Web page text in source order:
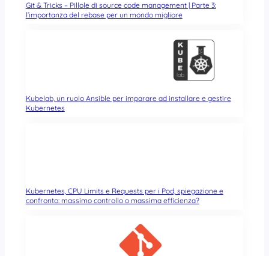
Git & Tricks – Pillole di source code management | Parte 3:
l’importanza del rebase per un mondo migliore
Kubelab, un ruolo Ansible per imparare ad installare e gestire
Kubernetes
Kubernetes, CPU Limits e Requests per i Pod, spiegazione e
confronto: massimo controllo o massima efficienza?